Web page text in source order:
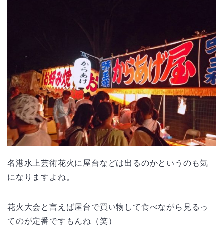
名港水上芸術花火に屋台などは出るのかというのも気
になりますよね。
花火大会と言えば屋台で買い物して食べながら見るっ
てのが定番ですもんね（笑）